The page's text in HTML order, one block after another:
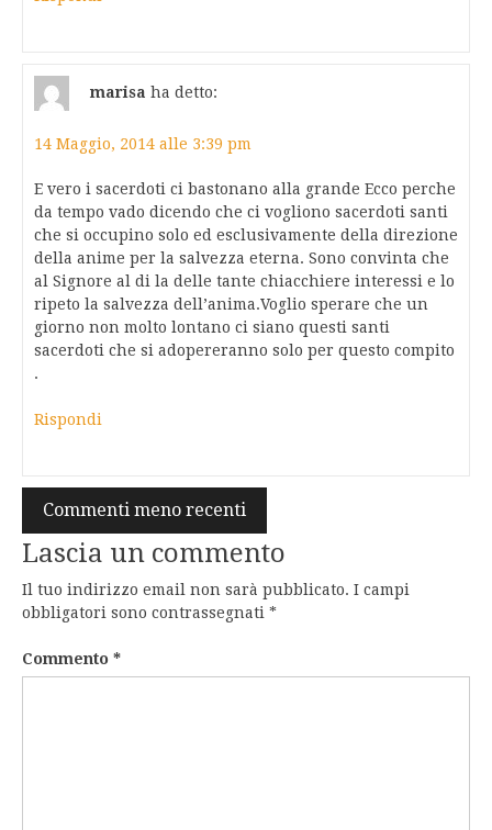
marisa ha detto:
14 Maggio, 2014 alle 3:39 pm
E vero i sacerdoti ci bastonano alla grande Ecco perche
da tempo vado dicendo che ci vogliono sacerdoti santi
che si occupino solo ed esclusivamente della direzione
della anime per la salvezza eterna. Sono convinta che
al Signore al di la delle tante chiacchiere interessi e lo
ripeto la salvezza dell’anima.Voglio sperare che un
giorno non molto lontano ci siano questi santi
sacerdoti che si adopereranno solo per questo compito
.
Rispondi
Navigazione
commenti
Commenti meno recenti
Lascia un commento
Il tuo indirizzo email non sarà pubblicato. I campi
obbligatori sono contrassegnati *
Commento *